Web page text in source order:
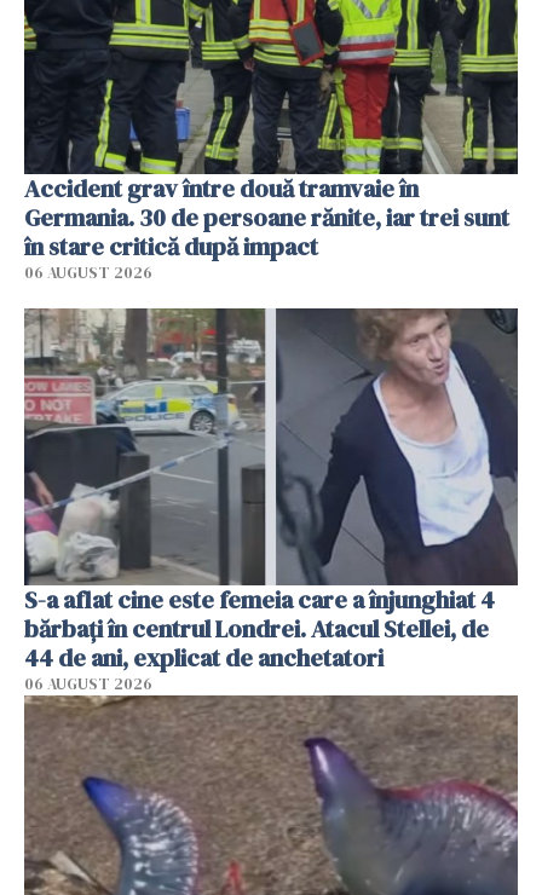
Accident grav între două tramvaie în
Germania. 30 de persoane rănite, iar trei sunt
în stare critică după impact
06 AUGUST 2026
S-a aflat cine este femeia care a înjunghiat 4
bărbați în centrul Londrei. Atacul Stellei, de
44 de ani, explicat de anchetatori
06 AUGUST 2026